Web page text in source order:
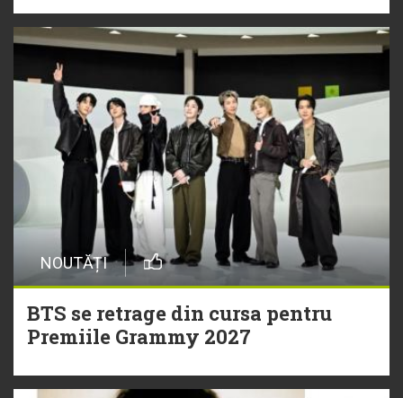
NOUTĂȚI
BTS se retrage din cursa pentru
Premiile Grammy 2027